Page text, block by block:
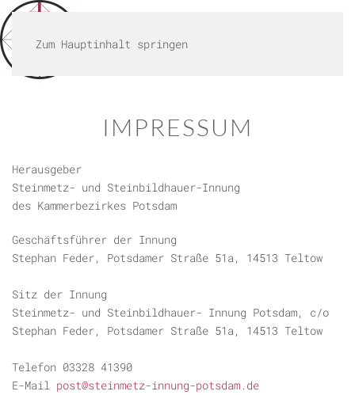
Zum Hauptinhalt springen
IMPRESSUM
Herausgeber
Steinmetz- und Steinbildhauer-Innung
des Kammerbezirkes Potsdam
Geschäftsführer der Innung
Stephan Feder, Potsdamer Straße 51a, 14513 Teltow
Sitz der Innung
Steinmetz- und Steinbildhauer- Innung Potsdam, c/o
Stephan Feder, Potsdamer Straße 51a, 14513 Teltow
Telefon 03328 41390
E-Mail post@steinmetz-innung-potsdam.de